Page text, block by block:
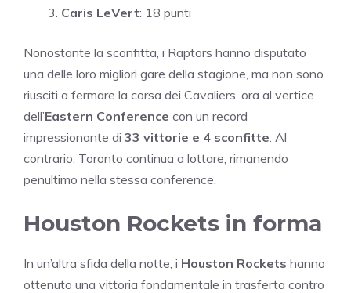
Caris LeVert: 18 punti
Nonostante la sconfitta, i Raptors hanno disputato
una delle loro migliori gare della stagione, ma non sono
riusciti a fermare la corsa dei Cavaliers, ora al vertice
dell’Eastern Conference con un record
impressionante di 33 vittorie e 4 sconfitte . Al
contrario, Toronto continua a lottare, rimanendo
penultimo nella stessa conference.
Houston Rockets in forma
In un’altra sfida della notte, i Houston Rockets hanno
ottenuto una vittoria fondamentale in trasferta contro